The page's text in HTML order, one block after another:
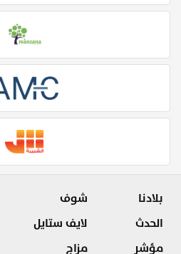
بلادنا
الحدث
مؤشر
شوف
لايف ستايل
مزاج